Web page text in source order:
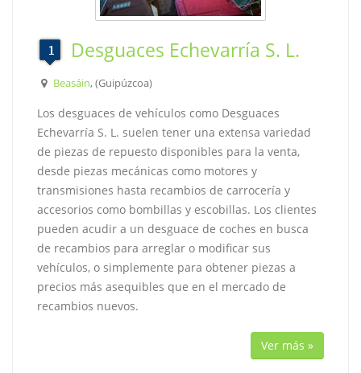
Desguaces Echevarría S. L.
Beasáin, (Guipúzcoa)
Los desguaces de vehículos como Desguaces
Echevarría S. L. suelen tener una extensa variedad
de piezas de repuesto disponibles para la venta,
desde piezas mecánicas como motores y
transmisiones hasta recambios de carrocería y
accesorios como bombillas y escobillas. Los clientes
pueden acudir a un desguace de coches en busca
de recambios para arreglar o modificar sus
vehículos, o simplemente para obtener piezas a
precios más asequibles que en el mercado de
recambios nuevos.
Ver más »